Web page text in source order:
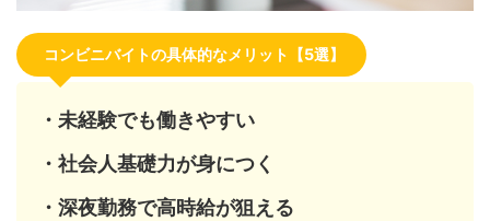
コンビニバイトの具体的なメリット【5選】
・未経験でも働きやすい
・社会人基礎力が身につく
・深夜勤務で高時給が狙える